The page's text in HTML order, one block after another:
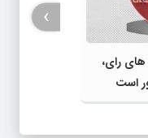
رای،
است
›